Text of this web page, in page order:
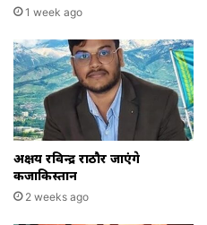
1 week ago
अक्षय रविन्द्र राठौर जाएंगे
कजाकिस्तान
2 weeks ago